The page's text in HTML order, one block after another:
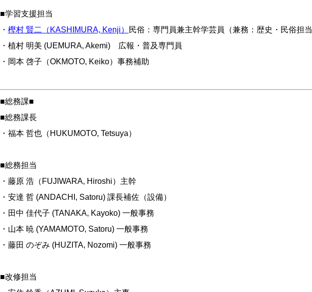
■学習支援担当
・ 樫村 賢二（KASHIMURA, Kenji） 民俗：専門員兼主幹学芸員 （兼務： 歴史・民俗担当
・植村 明美 (UEMURA, Akemi) 広報・普及専門員
・岡本 啓子（OKMOTO, Keiko）事務補助
■総務課■
■総務課長
・福本 哲也（HUKUMOTO, Tetsuya）
■総務担当
・藤原 浩（FUJIWARA, Hiroshi）主幹
・安達 哲 (ANDACHI, Satoru) 課長補佐（設備）
・田中 佳代子 (TANAKA, Kayoko) 一般事務
・ 山本 暁 (YAMAMOTO, Satoru) 一般事務
・藤田 のぞみ (HUZITA, Nozomi) 一般事務
■改修担当